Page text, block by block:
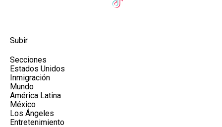
Subir
Secciones
Estados Unidos
Inmigración
Mundo
América Latina
México
Los Ángeles
Entretenimiento